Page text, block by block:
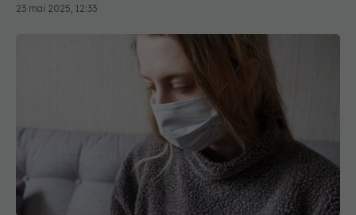
23 mai 2025, 12:33